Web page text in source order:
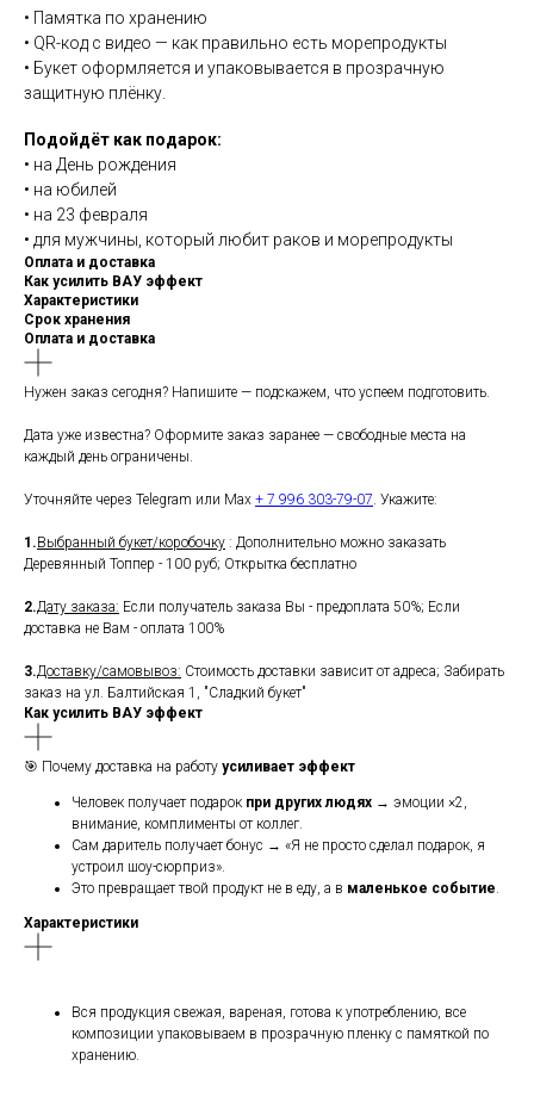
• Памятка по хранению
• QR-код с видео — как правильно есть морепродукты
• Букет оформляется и упаковывается в прозрачную
защитную плёнку.
Подойдёт как подарок:
• на День рождения
• на юбилей
• на 23 февраля
• для мужчины, который любит раков и морепродукты
Оплата и доставка
Как усилить ВАУ эффект
Характеристики
Срок хранения
Оплата и доставка
Нужен заказ сегодня? Напишите — подскажем, что успеем подготовить.
Дата уже известна? Оформите заказ заранее — свободные места на
каждый день ограничены.
Уточняйте через Telegram или Max + 7 996 303-79-07. Укажите:
1.Выбранный букет/коробочку : Дополнительно можно заказать
Деревянный Топпер - 100 руб; Открытка бесплатно
2.Дату заказа: Если получатель заказа Вы - предоплата 50%; Если
доставка не Вам - оплата 100%
3.Доставку/самовывоз: Стоимость доставки зависит от адреса; Забирать
заказ на ул. Балтийская 1, "Сладкий букет"
Как усилить ВАУ эффект
🎯 Почему доставка на работу усиливает эффект
Человек получает подарок при других людях → эмоции ×2,
внимание, комплименты от коллег.
Сам даритель получает бонус → «Я не просто сделал подарок, я
устроил шоу-сюрприз».
Это превращает твой продукт не в еду, а в маленькое событие.
Характеристики
Вся продукция свежая, вареная, готова к употреблению, все
композиции упаковываем в прозрачную пленку с памяткой по
хранению.